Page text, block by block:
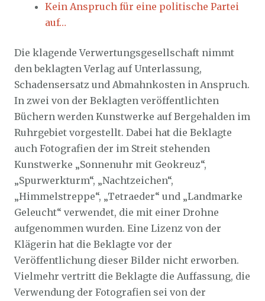
Kein Anspruch für eine politische Partei
auf…
Die klagende Verwertungsgesellschaft nimmt
den beklagten Verlag auf Unterlassung,
Schadensersatz und Abmahnkosten in Anspruch.
In zwei von der Beklagten veröffentlichten
Büchern werden Kunstwerke auf Bergehalden im
Ruhrgebiet vorgestellt. Dabei hat die Beklagte
auch Fotografien der im Streit stehenden
Kunstwerke „Sonnenuhr mit Geokreuz“,
„Spurwerkturm“, „Nachtzeichen“,
„Himmelstreppe“, „Tetraeder“ und „Landmarke
Geleucht“ verwendet, die mit einer Drohne
aufgenommen wurden. Eine Lizenz von der
Klägerin hat die Beklagte vor der
Veröffentlichung dieser Bilder nicht erworben.
Vielmehr vertritt die Beklagte die Auffassung, die
Verwendung der Fotografien sei von der